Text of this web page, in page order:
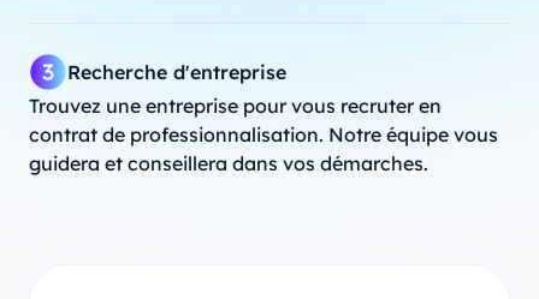
Recherche d'entreprise
Trouvez une entreprise pour vous recruter en
contrat de professionnalisation. Notre équipe vous
guidera et conseillera dans vos démarches.